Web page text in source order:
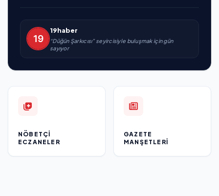
19haber
“Düğün Şarkıcısı” seyircisiyle buluşmak için gün
sayıyor
NÖBETÇI
ECZANELER
GAZETE
MANŞETLERI